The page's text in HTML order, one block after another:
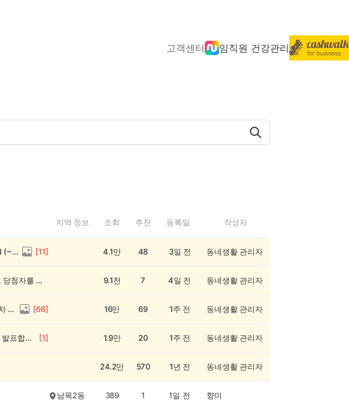
고객센터 임직원 건강관리
지역 정보 조회 추천 등록일 작성자
전원 1,000캐시! 🥳 우리 동네 썰전 14회차 OPEN (~8/17) [11] 4.1만 48 3일 전 동네생활 관리자
💰[당첨자 발표] 26회차 우리 동네 정보왕 이벤트 당첨자를 발표합니다! 9.1천 7 4일 전 동네생활 관리자
💸 전원 2,000캐시 지급! 우리 동네 정보왕 27회차 (~8/10) [66] 16만 69 1주 전 동네생활 관리자
💰[당첨자 발표] 우리 동네 썰전 12회차 당첨자를 발표합니다! [1] 1.9만 20 1주 전 동네생활 관리자
24.2만 570 1년 전 동네생활 관리자
남목2동 389 1 1일 전 향미